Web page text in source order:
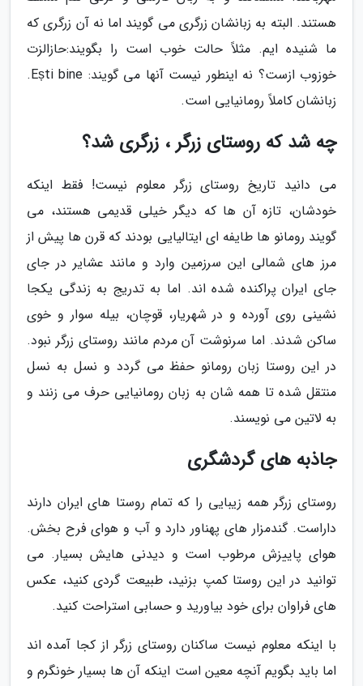
هستند. البته به زبانشان زرگری می گویند اما نه آن زرگری که
ما شنیده ایم. مثلاً حالت خوب است را بگویند:حازالزت
خوزوب ازست؟ نه اینطور نیست آنها می گویند: Ești bine.
زبانشان کاملاً رومانیایی است.
چه شد که روستای زرگر ، زرگری شد؟
می دانید تاریخ روستای زرگر معلوم نیست! فقط اینکه
خودشان، تازه آن ها که دیگر خیلی قدیمی هستند، می
گویند رومانو ها طایفه ای ایتالیایی بودند که قرن ها پیش از
مرز های شمالی این سرزمین وارد و مانند عشایر در جای
جای ایران پراکنده شده اند. اما به تدریج به زندگی یکجا
نشینی روی آورده و در شهریار، قوچان، بیله سوار و خوی
ساکن شدند. اما سرنوشت آن مردم مانند روستای زرگر نبود.
در این روستا زبان رومانو حفظ می گردد و نسل به نسل
منتقل شده تا همه شان به زبان رومانیایی حرف می زنند و
به لاتین می نویسند.
جاذبه های گردشگری
روستای زرگر همه زیبایی را که تمام روستا های ایران دارند
داراست. گندمزار های پهناور دارد و آب و هوای فرح بخش.
هوای پاییزش مرطوب است و دیدنی هایش بسیار. می
توانید در این روستا کمپ بزنید، طبیعت گردی کنید، عکس
های فراوان برای خود بیاورید و حسابی استراحت کنید.
با اینکه معلوم نیست ساکنان روستای زرگر از کجا آمده اند
اما باید بگویم آنچه معین است اینکه آن ها بسیار خونگرم و